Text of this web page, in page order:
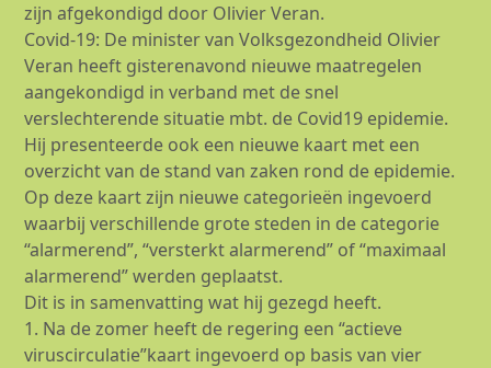
zijn afgekondigd door Olivier Veran.
Covid-19: De minister van Volksgezondheid Olivier
Veran heeft gisterenavond nieuwe maatregelen
aangekondigd in verband met de snel
verslechterende situatie mbt. de Covid19 epidemie.
Hij presenteerde ook een nieuwe kaart met een
overzicht van de stand van zaken rond de epidemie.
Op deze kaart zijn nieuwe categorieën ingevoerd
waarbij verschillende grote steden in de categorie
“alarmerend”, “versterkt alarmerend” of “maximaal
alarmerend” werden geplaatst.
Dit is in samenvatting wat hij gezegd heeft.
1. Na de zomer heeft de regering een “actieve
viruscirculatie”kaart ingevoerd op basis van vier